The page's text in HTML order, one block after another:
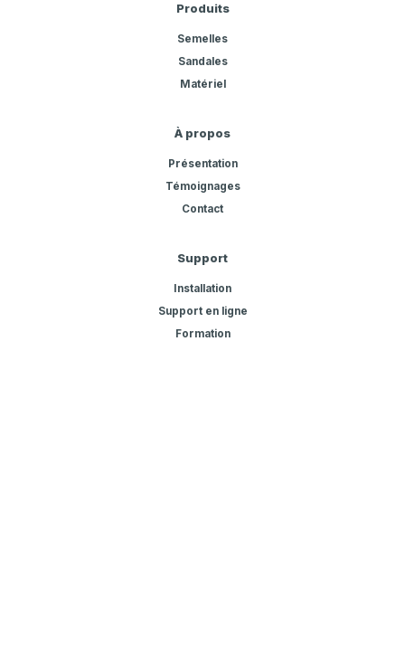
Produits
Semelles
Sandales
Matériel
À propos
Présentation
Témoignages
Contact
Support
Installation
Support en ligne
Formation